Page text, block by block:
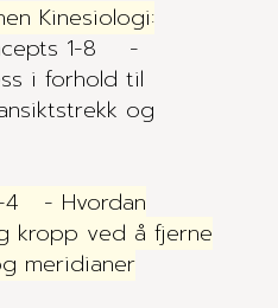
Kinesiologi:
1-8 -
i forhold til
og
4 - Hvordan
kropp ved å fjerne
meridianer